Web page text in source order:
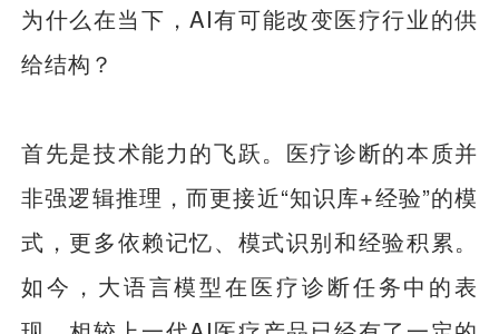
为什么在当下，AI有可能改变医疗行业的供
给结构？
首先是技术能力的飞跃。医疗诊断的本质并
非强逻辑推理，而更接近“知识库+经验”的模
式，更多依赖记忆、模式识别和经验积累。
如今，大语言模型在医疗诊断任务中的表